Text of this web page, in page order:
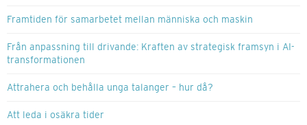
Framtiden för samarbetet mellan människa och maskin
Från anpassning till drivande: Kraften av strategisk framsyn i AI-
transformationen
Attrahera och behålla unga talanger – hur då?
Att leda i osäkra tider